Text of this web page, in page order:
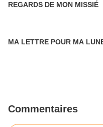
REGARDS DE MON MISSIÉ
MA LETTRE POUR MA
Commentaires